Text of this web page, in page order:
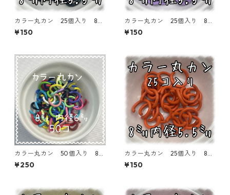
カラー丸カン 25個入り 8
㎜ ブラック【MCC-BLK】
¥150
カラー丸カン 25個入り 8
㎜ パープル【MCC-PPL】
¥150
カラー丸カン 50個入り 8
㎜ ミックス【MCC-MIX】
¥250
カラー丸カン 25個入り 8
㎜ オレンジ【MCC-ORN】
¥150